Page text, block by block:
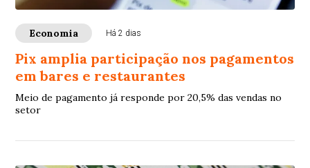
Economia Há 2 dias
Pix amplia participação nos pagamentos
em bares e restaurantes
Meio de pagamento já responde por 20,5% das vendas no
setor